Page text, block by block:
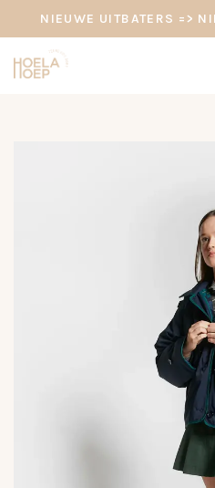
NIEUWE UITBATERS =>